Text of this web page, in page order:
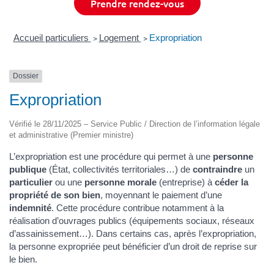
Prendre rendez-vous
Accueil particuliers > Logement > Expropriation
Dossier
Expropriation
Vérifié le 28/11/2025 – Service Public / Direction de l’information légale
et administrative (Premier ministre)
L’expropriation est une procédure qui permet à une personne
publique (État, collectivités territoriales…) de contraindre un
particulier ou une personne morale (entreprise) à céder la
propriété de son bien, moyennant le paiement d’une
indemnité. Cette procédure contribue notamment à la
réalisation d’ouvrages publics (équipements sociaux, réseaux
d’assainissement…). Dans certains cas, après l’expropriation,
la personne expropriée peut bénéficier d’un droit de reprise sur
le bien.